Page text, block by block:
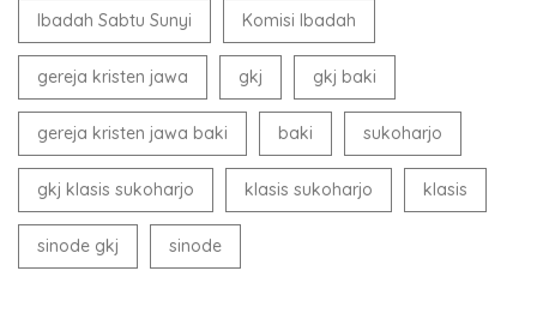
Ibadah Sabtu Sunyi Komisi Ibadah
gereja kristen jawa gkj gkj baki
gereja kristen jawa baki baki sukoharjo
gkj klasis sukoharjo klasis sukoharjo klasis
sinode gkj sinode